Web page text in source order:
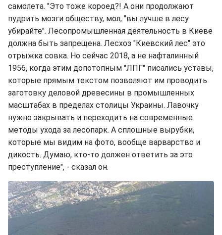
самолета. "Это тоже короед?! А они продолжают
пудрить мозги обществу, мол, "вы лучше в лесу
убирайте". Лесопромышленная деятельность в Киеве
должна быть запрещена. Лесхоз "Киевский лес" это
отрыжка совка. Но сейчас 2018, а не нафталинный
1956, когда этим допотопным "ЛПГ" писались уставы,
которые прямым текстом позволяют им проводить
заготовку деловой древесины в промышленных
масштабах в пределах столицы Украины. Лавочку
нужно закрывать и переходить на современные
методы ухода за лесопарк. А сплошные вырубки,
которые мы видим на фото, вообще варварство и
дикость. Думаю, кто-то должен ответить за это
преступление", - сказал он.